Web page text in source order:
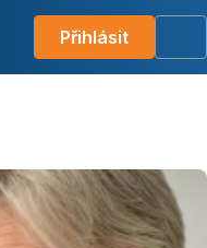
Přihlásit